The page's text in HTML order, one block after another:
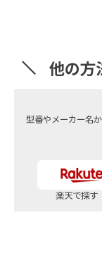
ビ
他の方
型番やメーカー名
楽天で探